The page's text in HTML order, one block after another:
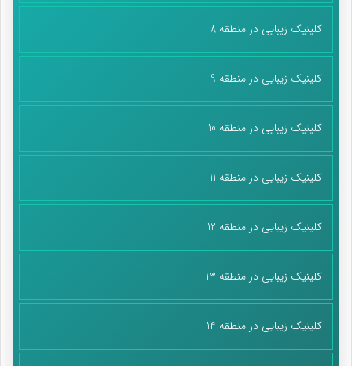
کلینیک زیبایی در منطقه 8
کلینیک زیبایی در منطقه 9
کلینیک زیبایی در منطقه 10
کلینیک زیبایی در منطقه 11
کلینیک زیبایی در منطقه 12
کلینیک زیبایی در منطقه 13
کلینیک زیبایی در منطقه 14